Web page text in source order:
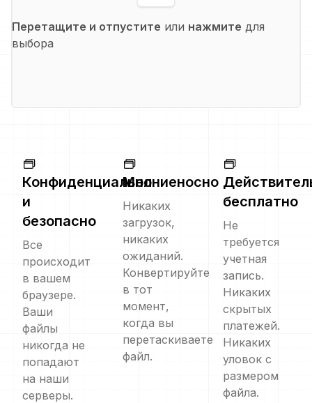
Перетащите и отпустите или нажмите для
выбора
Конфиденциально
и
безопасно
Все
происходит
в вашем
браузере.
Ваши
файлы
никогда не
попадают
на наши
серверы.
Молниеносно
Никаких
загрузок,
никаких
ожиданий.
Конвертируйте
в тот
момент,
когда вы
перетаскиваете
файл.
бесплатно
Не
требуется
учетная
запись.
Никаких
скрытых
платежей.
Никаких
уловок с
размером
файла.